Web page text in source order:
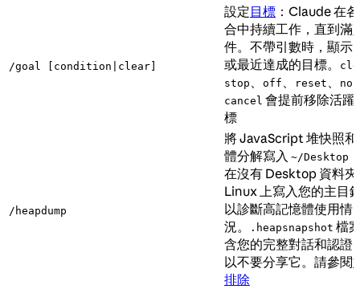
/goal [condition|clear]
設定目標 ：Claude 在
合中持續工作，直到滿
件。不帶引數時，顯示
或最近達成的目標。
stop 、 off 、 reset 、
cancel 會提前移除活躍
標
/heapdump
將 JavaScript 堆快照
體分解寫入 ~/Desktop
在沒有 Desktop 資料
Linux 上寫入您的主目
以診斷高記憶體使用情
況。
.heapsnapshot 檔
含您的完整對話和認證
以不要分享它。請參閱
排除